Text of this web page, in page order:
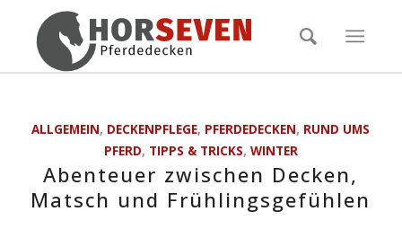
ALLGEMEIN, DECKENPFLEGE, PFERDEDECKEN, RUND UMS
PFERD, TIPPS & TRICKS, WINTER
Abenteuer zwischen Decken,
Matsch und Frühlingsgefühlen